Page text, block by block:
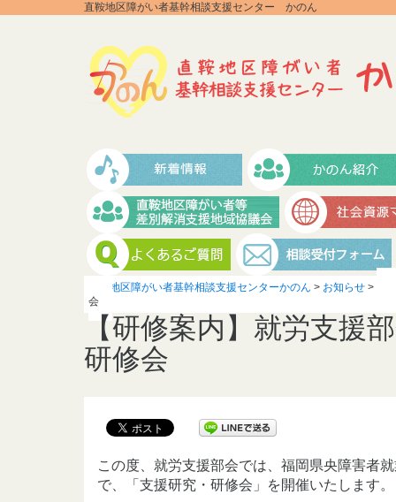
直鞍地区障がい者基幹相談支援センター かのん
直鞍地区障がい者基幹相談支援センターかのん > お知らせ >
会
【研修案内】就労支
研修会
この度、就労支援部会では、福岡県央障害者
で、「支援研究・研修会」を開催いたします。